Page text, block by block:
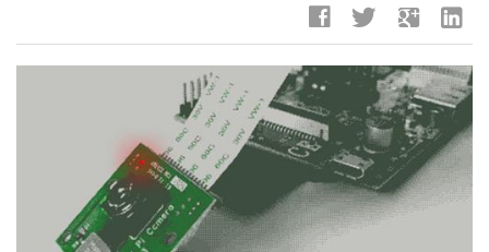
facebook twitter google linkedin